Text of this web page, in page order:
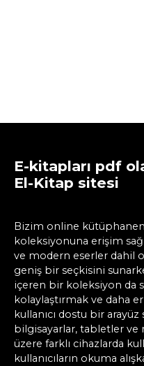
E-kitapları pdf
El-Kitap sitesi
Bizim online
koleksiyonuna erişim
ve modern eserler dahil
geniş bir seçkisini
içeren bir koleksiyon da
kolaylaştırmak ve daha
kullanıcı dostu bir
bilgisayarlar, tabletler
üzere farklı cihazlarda
kullanıcıların okuma